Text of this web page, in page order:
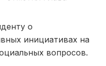
о
инициативах на
вопросов.